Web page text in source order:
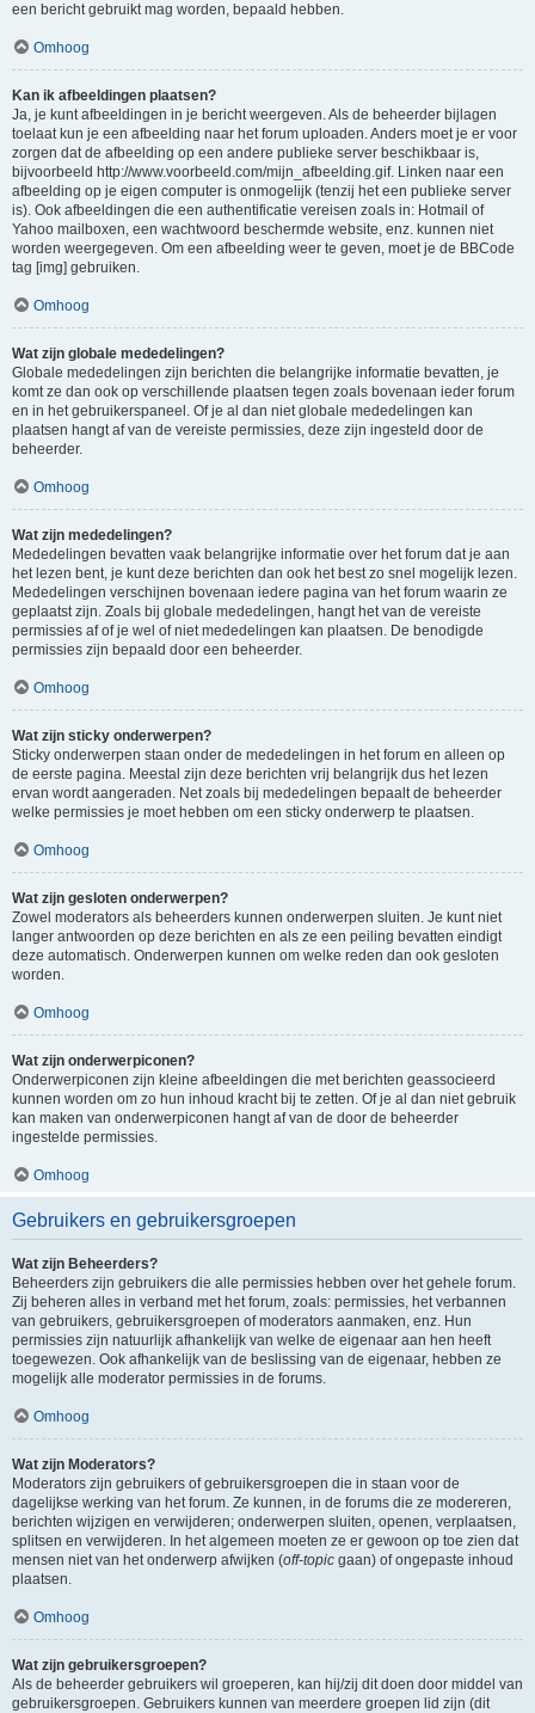
een bericht gebruikt mag worden, bepaald hebben.
Omhoog
Kan ik afbeeldingen plaatsen?
Ja, je kunt afbeeldingen in je bericht weergeven. Als de beheerder bijlagen
toelaat kun je een afbeelding naar het forum uploaden. Anders moet je er voor
zorgen dat de afbeelding op een andere publieke server beschikbaar is,
bijvoorbeeld http://www.voorbeeld.com/mijn_afbeelding.gif. Linken naar een
afbeelding op je eigen computer is onmogelijk (tenzij het een publieke server
is). Ook afbeeldingen die een authentificatie vereisen zoals in: Hotmail of
Yahoo mailboxen, een wachtwoord beschermde website, enz. kunnen niet
worden weergegeven. Om een afbeelding weer te geven, moet je de BBCode
tag [img] gebruiken.
Omhoog
Wat zijn globale mededelingen?
Globale mededelingen zijn berichten die belangrijke informatie bevatten, je
komt ze dan ook op verschillende plaatsen tegen zoals bovenaan ieder forum
en in het gebruikerspaneel. Of je al dan niet globale mededelingen kan
plaatsen hangt af van de vereiste permissies, deze zijn ingesteld door de
beheerder.
Omhoog
Wat zijn mededelingen?
Mededelingen bevatten vaak belangrijke informatie over het forum dat je aan
het lezen bent, je kunt deze berichten dan ook het best zo snel mogelijk lezen.
Mededelingen verschijnen bovenaan iedere pagina van het forum waarin ze
geplaatst zijn. Zoals bij globale mededelingen, hangt het van de vereiste
permissies af of je wel of niet mededelingen kan plaatsen. De benodigde
permissies zijn bepaald door een beheerder.
Omhoog
Wat zijn sticky onderwerpen?
Sticky onderwerpen staan onder de mededelingen in het forum en alleen op
de eerste pagina. Meestal zijn deze berichten vrij belangrijk dus het lezen
ervan wordt aangeraden. Net zoals bij mededelingen bepaalt de beheerder
welke permissies je moet hebben om een sticky onderwerp te plaatsen.
Omhoog
Wat zijn gesloten onderwerpen?
Zowel moderators als beheerders kunnen onderwerpen sluiten. Je kunt niet
langer antwoorden op deze berichten en als ze een peiling bevatten eindigt
deze automatisch. Onderwerpen kunnen om welke reden dan ook gesloten
worden.
Omhoog
Wat zijn onderwerpiconen?
Onderwerpiconen zijn kleine afbeeldingen die met berichten geassocieerd
kunnen worden om zo hun inhoud kracht bij te zetten. Of je al dan niet gebruik
kan maken van onderwerpiconen hangt af van de door de beheerder
ingestelde permissies.
Omhoog
Gebruikers en gebruikersgroepen
Wat zijn Beheerders?
Beheerders zijn gebruikers die alle permissies hebben over het gehele forum.
Zij beheren alles in verband met het forum, zoals: permissies, het verbannen
van gebruikers, gebruikersgroepen of moderators aanmaken, enz. Hun
permissies zijn natuurlijk afhankelijk van welke de eigenaar aan hen heeft
toegewezen. Ook afhankelijk van de beslissing van de eigenaar, hebben ze
mogelijk alle moderator permissies in de forums.
Omhoog
Wat zijn Moderators?
Moderators zijn gebruikers of gebruikersgroepen die in staan voor de
dagelijkse werking van het forum. Ze kunnen, in de forums die ze modereren,
berichten wijzigen en verwijderen; onderwerpen sluiten, openen, verplaatsen,
splitsen en verwijderen. In het algemeen moeten ze er gewoon op toe zien dat
mensen niet van het onderwerp afwijken (off-topic gaan) of ongepaste inhoud
plaatsen.
Omhoog
Wat zijn gebruikersgroepen?
Als de beheerder gebruikers wil groeperen, kan hij/zij dit doen door middel van
gebruikersgroepen. Gebruikers kunnen van meerdere groepen lid zijn (dit